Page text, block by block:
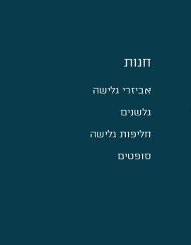
חנות
אביזרי גלישה
גלשנים
חליפות גלישה
סופטים